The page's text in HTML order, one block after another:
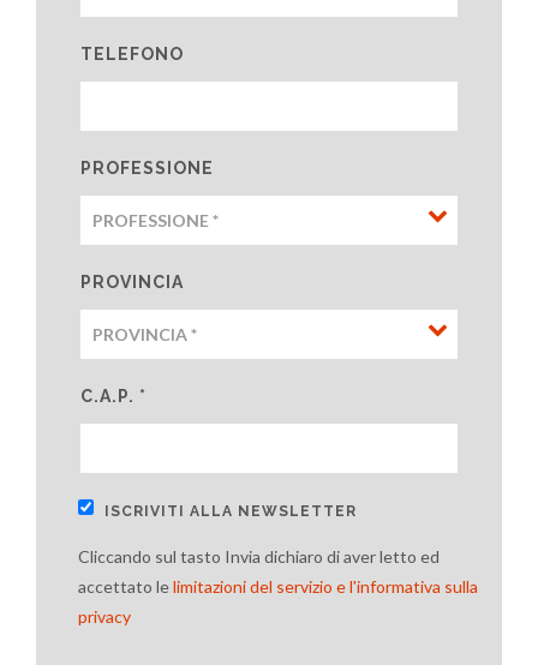
TELEFONO
PROFESSIONE
PROVINCIA
C.A.P. *
ISCRIVITI ALLA NEWSLETTER
Cliccando sul tasto Invia dichiaro di aver letto ed
accettato lelimitazioni del servizio e l'informativa sulla
privacy